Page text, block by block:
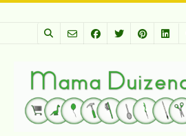
Spring